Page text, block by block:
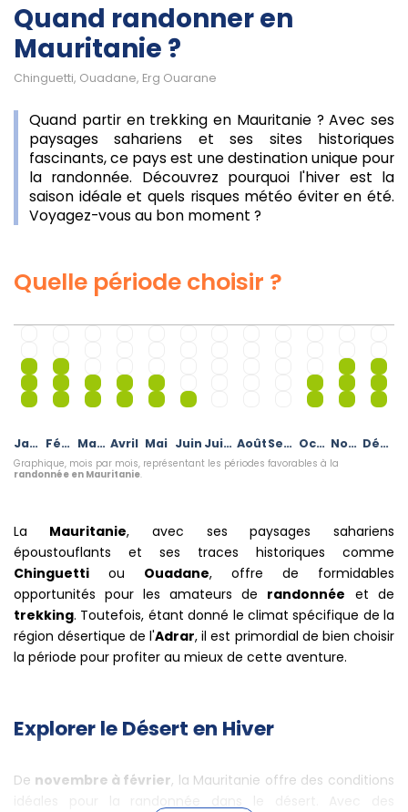
Quand randonner en
Mauritanie ?
Chinguetti, Ouadane, Erg Ouarane
Quand partir en trekking en Mauritanie ? Avec ses
paysages sahariens et ses sites historiques
fascinants, ce pays est une destination unique pour
la randonnée. Découvrez pourquoi l'hiver est la
saison idéale et quels risques météo éviter en été.
Voyagez-vous au bon moment ?
Quelle période choisir ?
Janvier Février Mars Avril Mai Juin Juillet Août Septembre Octobre Novembre Décembre
Graphique, mois par mois, représentant les périodes favorables à la
randonnée en Mauritanie.
La Mauritanie, avec ses paysages sahariens
époustouflants et ses traces historiques comme
Chinguetti ou Ouadane, offre de formidables
opportunités pour les amateurs de randonnée et de
trekking. Toutefois, étant donné le climat spécifique de la
région désertique de l'Adrar, il est primordial de bien choisir
la période pour profiter au mieux de cette aventure.
Explorer le Désert en Hiver
De novembre à février, la Mauritanie offre des conditions
idéales pour la randonnée dans le désert. Avec des